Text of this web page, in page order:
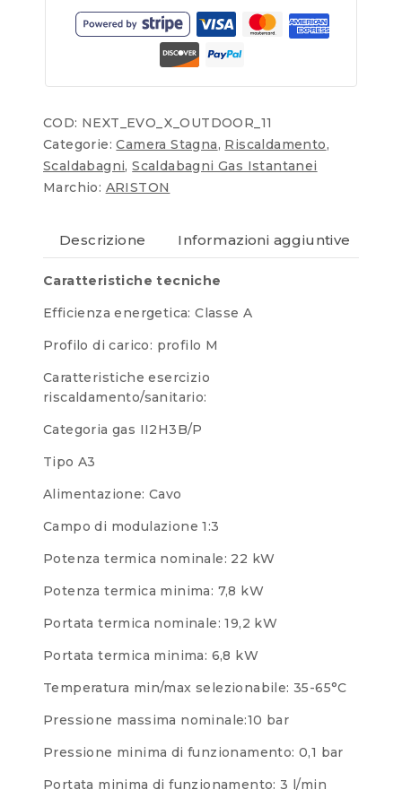
COD: NEXT_EVO_X_OUTDOOR_11
Categorie:Camera Stagna, Riscaldamento,
Scaldabagni,Scaldabagni Gas Istantanei
Marchio: ARISTON
Descrizione Informazioni aggiuntive
Caratteristiche tecniche
Efficienza energetica: Classe A
Profilo di carico: profilo M
Caratteristiche esercizio
riscaldamento/sanitario:
Categoria gas II2H3B/P
Tipo A3
Alimentazione: Cavo
Campo di modulazione 1:3
Potenza termica nominale: 22 kW
Potenza termica minima: 7,8 kW
Portata termica nominale: 19,2 kW
Portata termica minima: 6,8 kW
Temperatura min/max selezionabile: 35-65°C
Pressione massima nominale:10 bar
Pressione minima di funzionamento: 0,1 bar
Portata minima di funzionamento: 3 l/min